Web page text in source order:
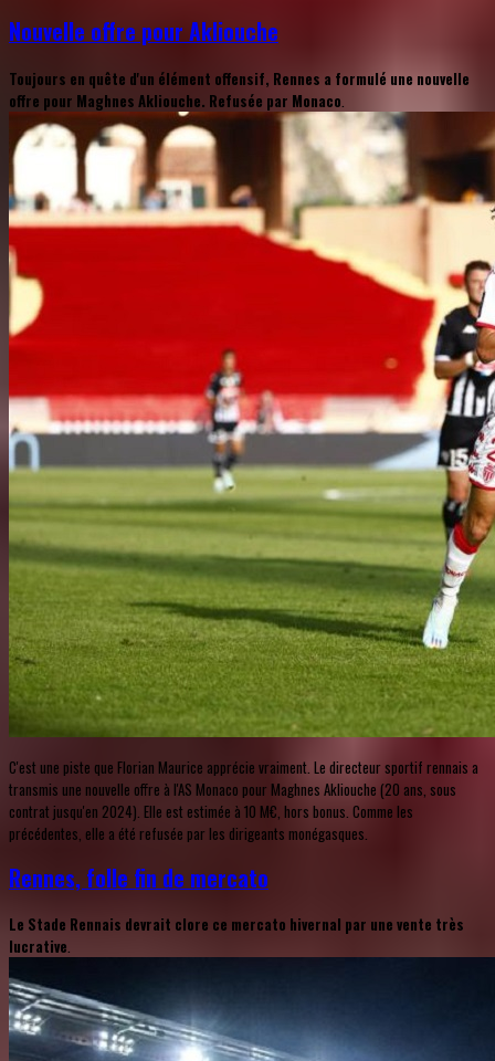
Nouvelle offre pour Akliouche
Toujours en quête d'un élément offensif, Rennes a formulé une nouvelle
offre pour Maghnes Akliouche. Refusée par Monaco
C'est une piste que Florian Maurice apprécie vraiment. Le directeur sportif rennais a
transmis une nouvelle offre à l'AS Monaco pour Maghnes Akliouche (20 ans, sous
contrat jusqu'en 2024). Elle est estimée à 10 M€, hors bonus. Comme les
précédentes, elle a été refusée par les dirigeants monégasques.
Rennes, folle fin de mercato
Le Stade Rennais devrait clore ce mercato hivernal par une vente très
lucrative